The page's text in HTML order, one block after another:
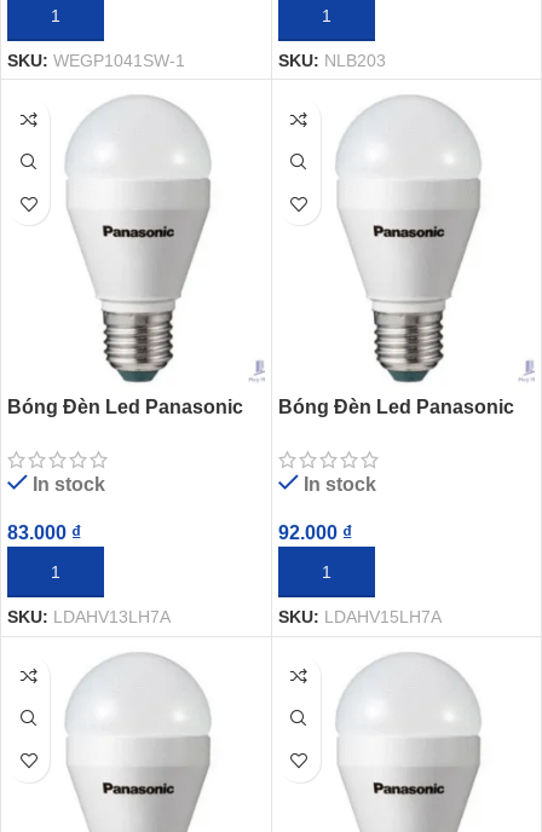
THÊM VÀO GIỎ HÀNG
SKU: WEGP1041SW-1
THÊM VÀO GIỎ HÀNG
SKU: NLB203
Bóng Đèn Led Panasonic
13W
In stock
83.000 ₫
THÊM VÀO GIỎ HÀNG
SKU: LDAHV13LH7A
Bóng Đèn Led Panasonic
15W
In stock
92.000 ₫
THÊM VÀO GIỎ HÀNG
SKU: LDAHV15LH7A